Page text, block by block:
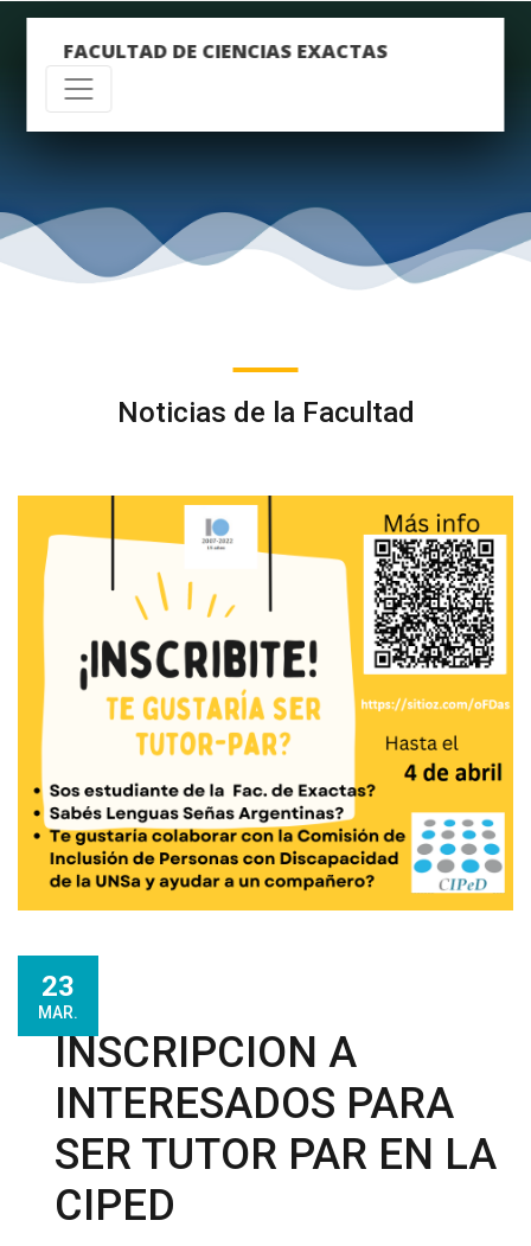
FACULTAD DE CIENCIAS EXACTAS
Noticias de la Facultad
23
MAR.
INSCRIPCION A
INTERESADOS PARA
SER TUTOR PAR EN LA
CIPED